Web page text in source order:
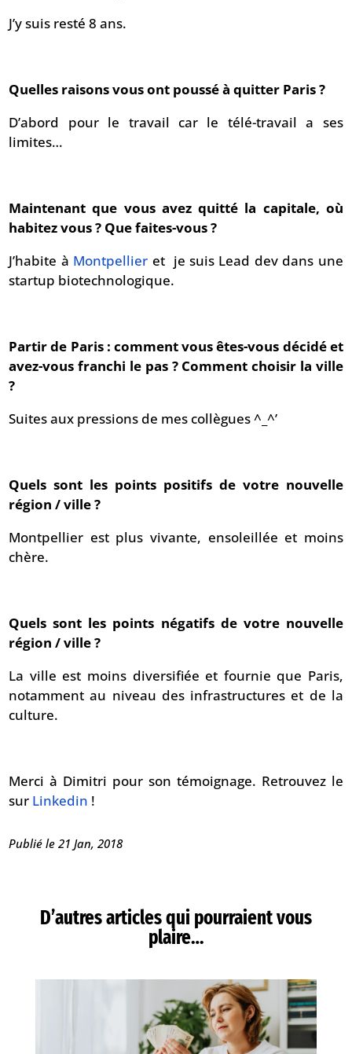
J’y suis resté 8 ans.
Quelles raisons vous ont poussé à quitter Paris ?
D’abord pour le travail car le télé-travail a ses
limites…
Maintenant que vous avez quitté la capitale, où
habitez vous ? Que faites-vous ?
J’habite à Montpellier et je suis Lead dev dans une
startup biotechnologique.
Partir de Paris : comment vous êtes-vous décidé et
avez-vous franchi le pas ? Comment choisir la ville
?
Suites aux pressions de mes collègues ^_^’
Quels sont les points positifs de votre nouvelle
région / ville ?
Montpellier est plus vivante, ensoleillée et moins
chère.
Quels sont les points négatifs de votre nouvelle
région / ville ?
La ville est moins diversifiée et fournie que Paris,
notamment au niveau des infrastructures et de la
culture.
Merci à Dimitri pour son témoignage. Retrouvez le
sur Linkedin !
Publié le 21 Jan, 2018
D’autres articles qui pourraient vous
plaire…